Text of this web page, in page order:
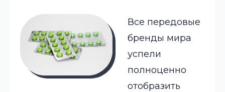
Все передовые
бренды мира
успели
полноценно
отобразить